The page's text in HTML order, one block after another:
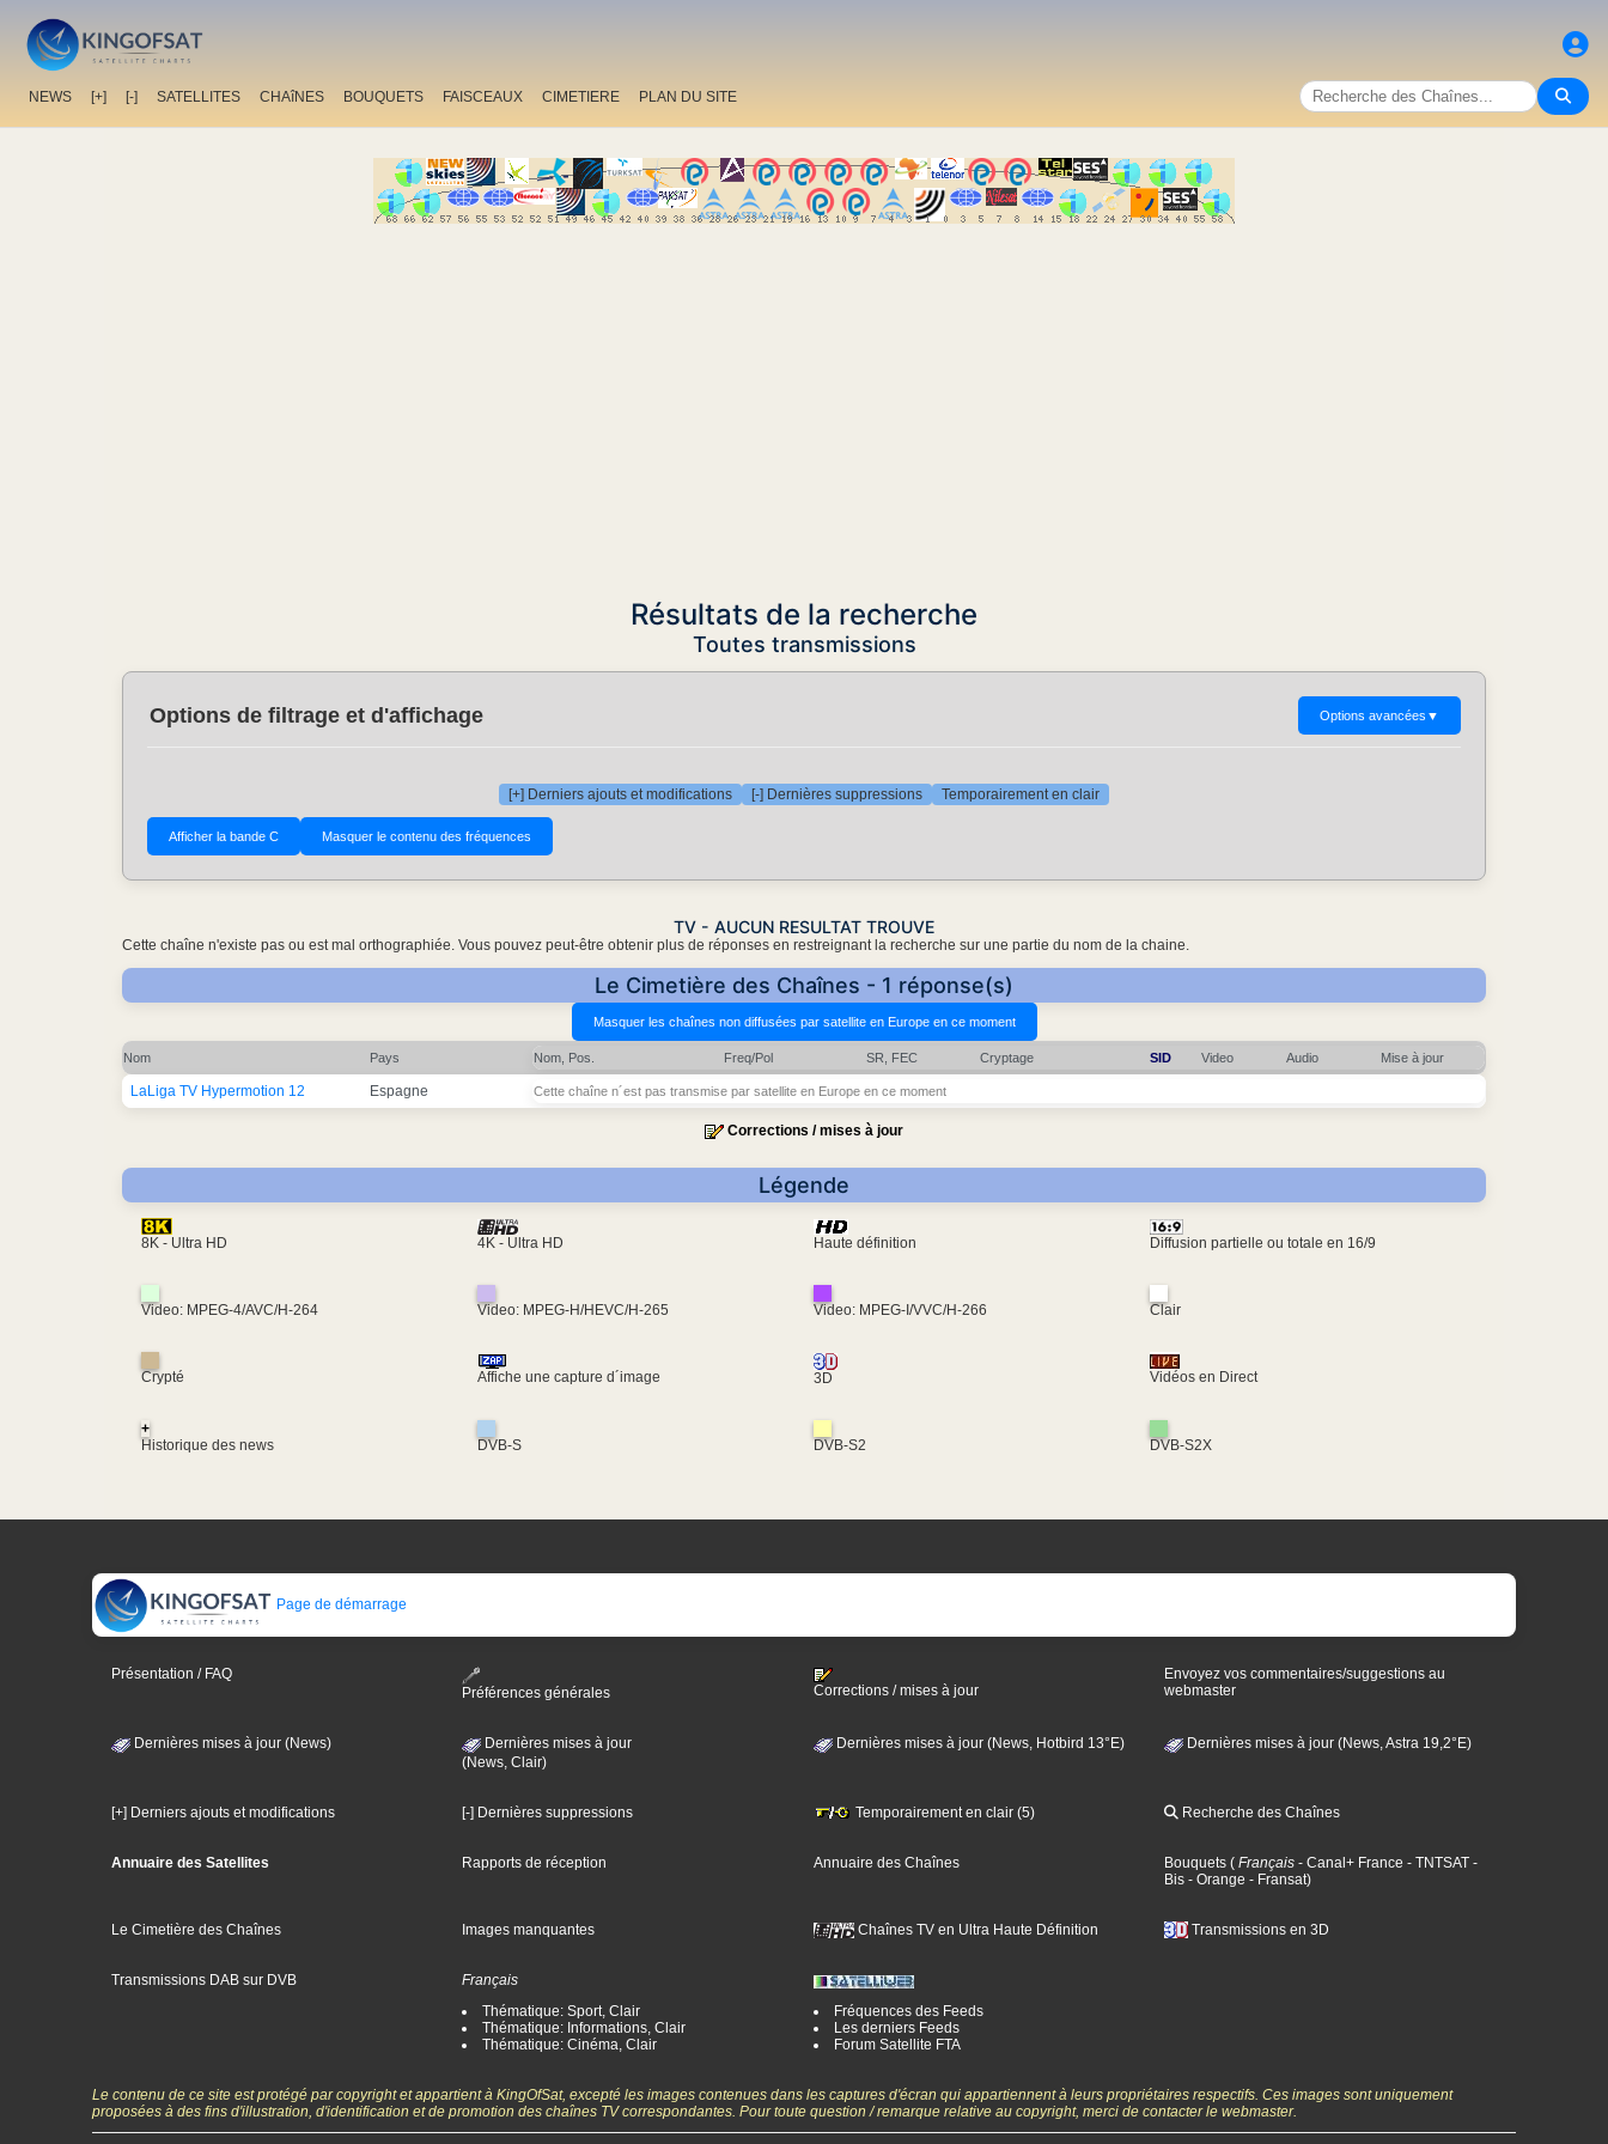
NEWS [+] [-] SATELLITES CHAîNES BOUQUETS FAISCEAUX CIMETIERE PLAN DU SITE
Résultats de la recherche
Toutes transmissions
Options de filtrage et d'affichage Options avancées ▼
[+] Derniers ajouts et modifications [-] Dernières suppressions Temporairement en clair
TV - AUCUN RESULTAT TROUVE
Cette chaîne n'existe pas ou est mal orthographiée. Vous pouvez peut-être obtenir plus de réponses en restreignant la recherche sur une partie du nom de la chaine.
Le Cimetière des Chaînes - 1 réponse(s)
Nom Pays Nom, Pos. Freq/Pol SR, FEC Cryptage SID Video Audio Mise à jour
LaLiga TV Hypermotion 12 Espagne Cette chaîne n´est pas transmise par satellite en Europe en ce moment
Corrections / mises à jour
Légende
8K - Ultra HD 4K - Ultra HD Haute définition Diffusion partielle ou totale en 16/9
Video: MPEG-4/AVC/H-264 Video: MPEG-H/HEVC/H-265 Video: MPEG-I/VVC/H-266 Clair
Crypté Affiche une capture d´image 3D Vidéos en Direct
+
Historique des news
DVB-S DVB-S2 DVB-S2X
Page de démarrage
Présentation / FAQ
Préférences générales
Corrections / mises à jour
Envoyez vos commentaires/suggestions au
webmaster
Dernières mises à jour (News)
Dernières mises à jour
(News, Clair)
Dernières mises à jour (News, Hotbird 13°E) Dernières mises à jour (News, Astra 19,2°E)
[+] Derniers ajouts et modifications [-] Dernières suppressions Temporairement en clair (5) Recherche des Chaînes
Annuaire des Satellites Rapports de réception Annuaire des Chaînes Bouquets ( Français - Canal+ France - TNTSAT -
Bis - Orange - Fransat)
Le Cimetière des Chaînes Images manquantes Chaînes TV en Ultra Haute Définition Transmissions en 3D
Transmissions DAB sur DVB
Français
Thématique: Sport, Clair
Thématique: Informations, Clair
Thématique: Cinéma, Clair
Fréquences des Feeds
Les derniers Feeds
Forum Satellite FTA
Le contenu de ce site est protégé par copyright et appartient à KingOfSat, excepté les images contenues dans les captures d'écran qui appartiennent à leurs propriétaires respectifs. Ces images sont uniquement
proposées à des fins d'illustration, d'identification et de promotion des chaînes TV correspondantes. Pour toute question / remarque relative au copyright, merci de contacter le webmaster.